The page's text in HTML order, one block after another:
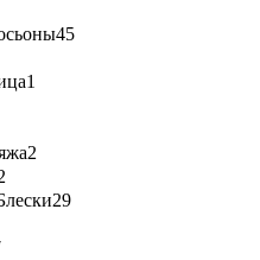
45
1
2
29